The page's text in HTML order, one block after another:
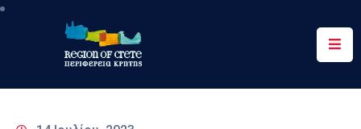
Περιφέρεια